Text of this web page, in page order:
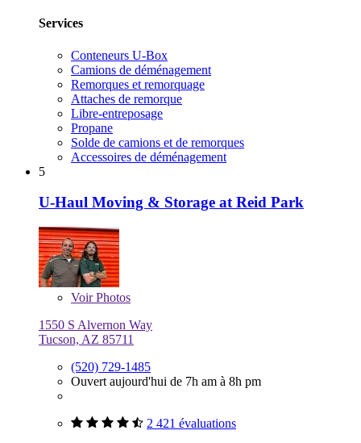
Services
Conteneurs U-Box
Camions de déménagement
Remorques et remorquage
Attaches de remorque
Libre-entreposage
Propane
Solde de camions et de remorques
Accessoires de déménagement
5
U-Haul Moving & Storage at Reid Park
VoirPhotos
1550 S Alvernon Way
Tucson, AZ 85711
(520) 729-1485
Ouvert aujourd'hui de 7h am à 8h pm
2 421 évaluations